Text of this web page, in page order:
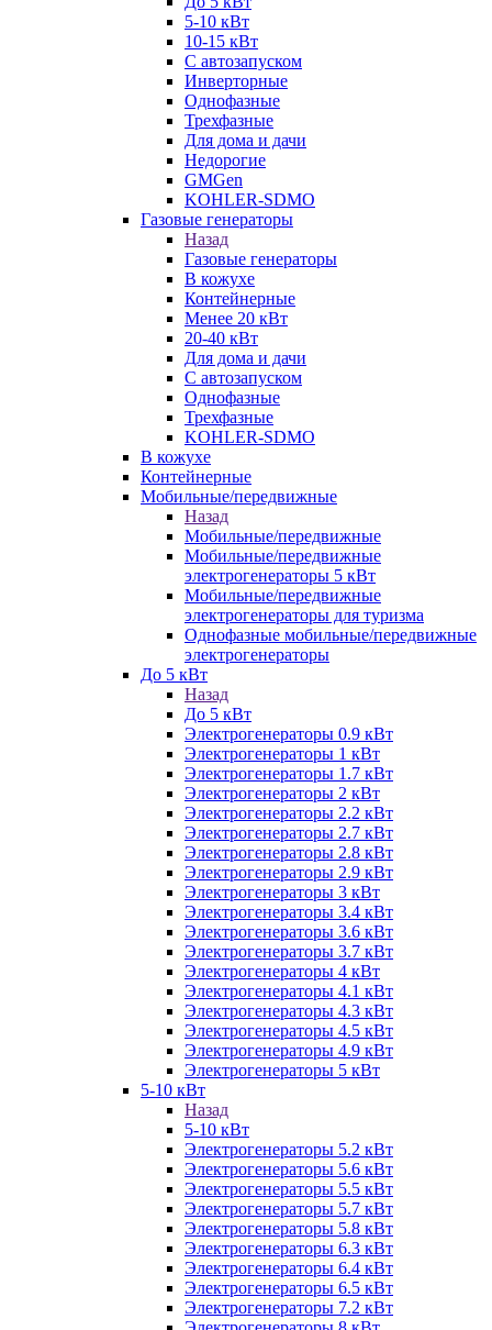
5-10 кВт
10-15 кВт
С автозапуском
Инверторные
Однофазные
Трехфазные
Для дома и дачи
Недорогие
GMGen
KOHLER-SDMO
Газовые генераторы
Назад
Газовые генераторы
В кожухе
Контейнерные
Менее 20 кВт
20-40 кВт
Для дома и дачи
С автозапуском
Однофазные
Трехфазные
KOHLER-SDMO
В кожухе
Контейнерные
Мобильные/передвижные
Назад
Мобильные/передвижные
Мобильные/передвижные
электрогенераторы 5 кВт
Мобильные/передвижные
электрогенераторы для туризма
Однофазные мобильные/передвижные
электрогенераторы
До 5 кВт
Назад
До 5 кВт
Электрогенераторы 0.9 кВт
Электрогенераторы 1 кВт
Электрогенераторы 1.7 кВт
Электрогенераторы 2 кВт
Электрогенераторы 2.2 кВт
Электрогенераторы 2.7 кВт
Электрогенераторы 2.8 кВт
Электрогенераторы 2.9 кВт
Электрогенераторы 3 кВт
Электрогенераторы 3.4 кВт
Электрогенераторы 3.6 кВт
Электрогенераторы 3.7 кВт
Электрогенераторы 4 кВт
Электрогенераторы 4.1 кВт
Электрогенераторы 4.3 кВт
Электрогенераторы 4.5 кВт
Электрогенераторы 4.9 кВт
Электрогенераторы 5 кВт
5-10 кВт
Назад
5-10 кВт
Электрогенераторы 5.2 кВт
Электрогенераторы 5.6 кВт
Электрогенераторы 5.5 кВт
Электрогенераторы 5.7 кВт
Электрогенераторы 5.8 кВт
Электрогенераторы 6.3 кВт
Электрогенераторы 6.4 кВт
Электрогенераторы 6.5 кВт
Электрогенераторы 7.2 кВт